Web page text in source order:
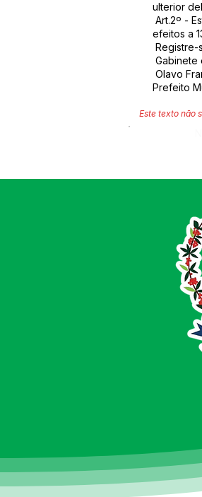
ulterior
Art.2º -
efeitos a
Registre-
Gabinete
Olavo
Prefeito
Este texto não